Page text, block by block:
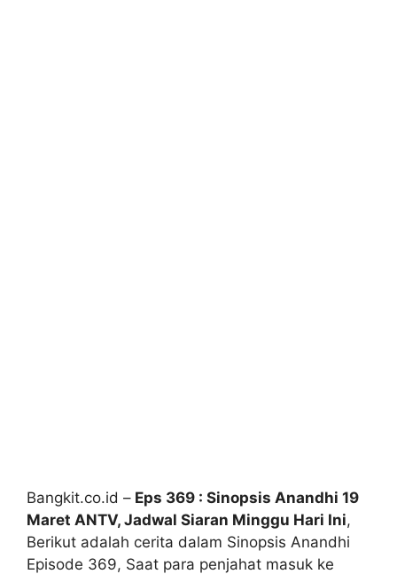
Bangkit.co.id – Eps 369 : Sinopsis Anandhi 19
Maret ANTV, Jadwal Siaran Minggu Hari Ini,
Berikut adalah cerita dalam Sinopsis Anandhi
Episode 369, Saat para penjahat masuk ke